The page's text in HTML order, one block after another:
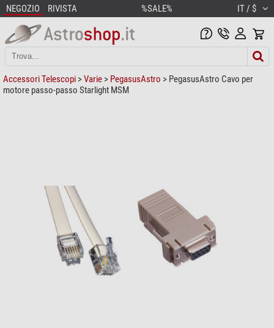
NEGOZIO RIVISTA %SALE% IT / $
Accessori Telescopi >Varie > PegasusAstro > PegasusAstro Cavo per
motore passo-passo Starlight MSM